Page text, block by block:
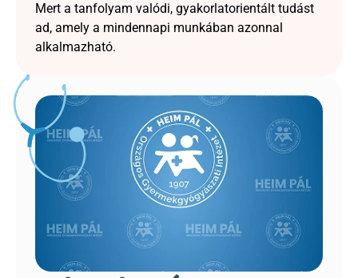
Mert a tanfolyam valódi, gyakorlatorientált tudást
ad, amely a mindennapi munkában azonnal
alkalmazható.